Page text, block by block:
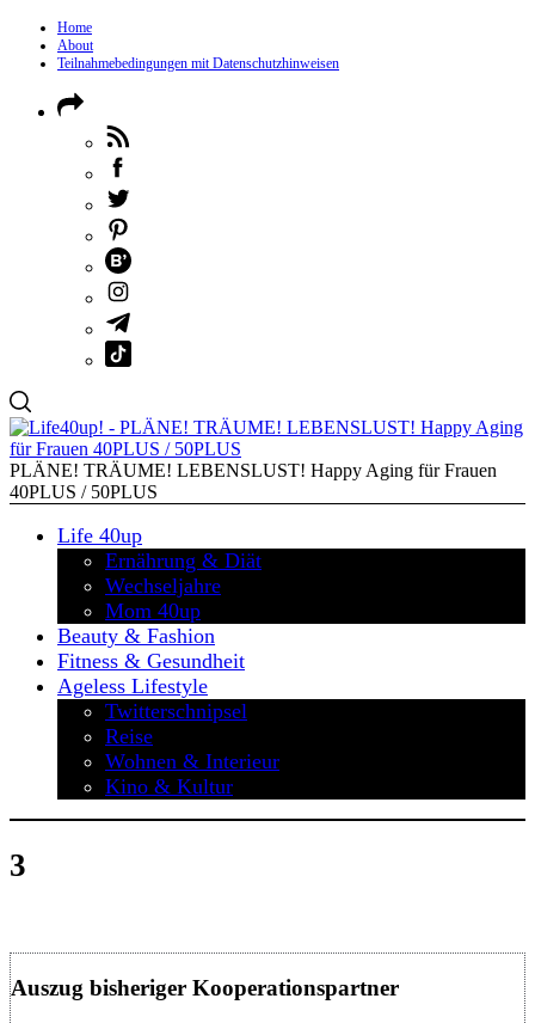
Home
About
Teilnahmebedingungen mit Datenschutzhinweisen
PLÄNE! TRÄUME! LEBENSLUST! Happy Aging für Frauen
40PLUS / 50PLUS
Life 40up
Ernährung & Diät
Wechseljahre
Mom 40up
Beauty & Fashion
Fitness & Gesundheit
Ageless Lifestyle
Twitterschnipsel
Reise
Wohnen & Interieur
Kino & Kultur
3
Auszug bisheriger Kooperationspartner